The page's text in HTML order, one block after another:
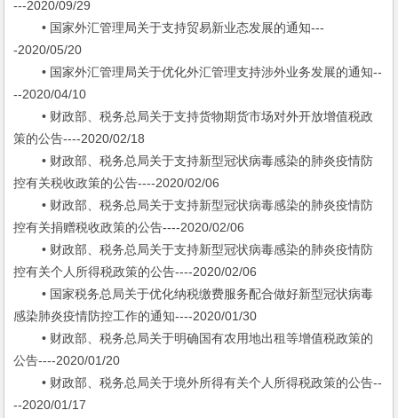
---2020/09/29
• 国家外汇管理局关于支持贸易新业态发展的通知---
-2020/05/20
• 国家外汇管理局关于优化外汇管理支持涉外业务发展的通知--
--2020/04/10
• 财政部、税务总局关于支持货物期货市场对外开放增值税政
策的公告----2020/02/18
• 财政部、税务总局关于支持新型冠状病毒感染的肺炎疫情防
控有关税收政策的公告----2020/02/06
• 财政部、税务总局关于支持新型冠状病毒感染的肺炎疫情防
控有关捐赠税收政策的公告----2020/02/06
• 财政部、税务总局关于支持新型冠状病毒感染的肺炎疫情防
控有关个人所得税政策的公告----2020/02/06
• 国家税务总局关于优化纳税缴费服务配合做好新型冠状病毒
感染肺炎疫情防控工作的通知----2020/01/30
• 财政部、税务总局关于明确国有农用地出租等增值税政策的
公告----2020/01/20
• 财政部、税务总局关于境外所得有关个人所得税政策的公告--
--2020/01/17